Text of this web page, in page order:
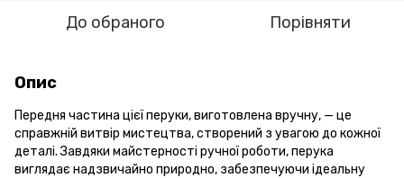
До обраного Порівняти
Опис
Передня частина цієї перуки, виготовлена вручну, — це
справжній витвір мистецтва, створений з увагою до кожної
деталі. Завдяки майстерності ручної роботи, перука
виглядає надзвичайно природно, забезпечуючи ідеальну